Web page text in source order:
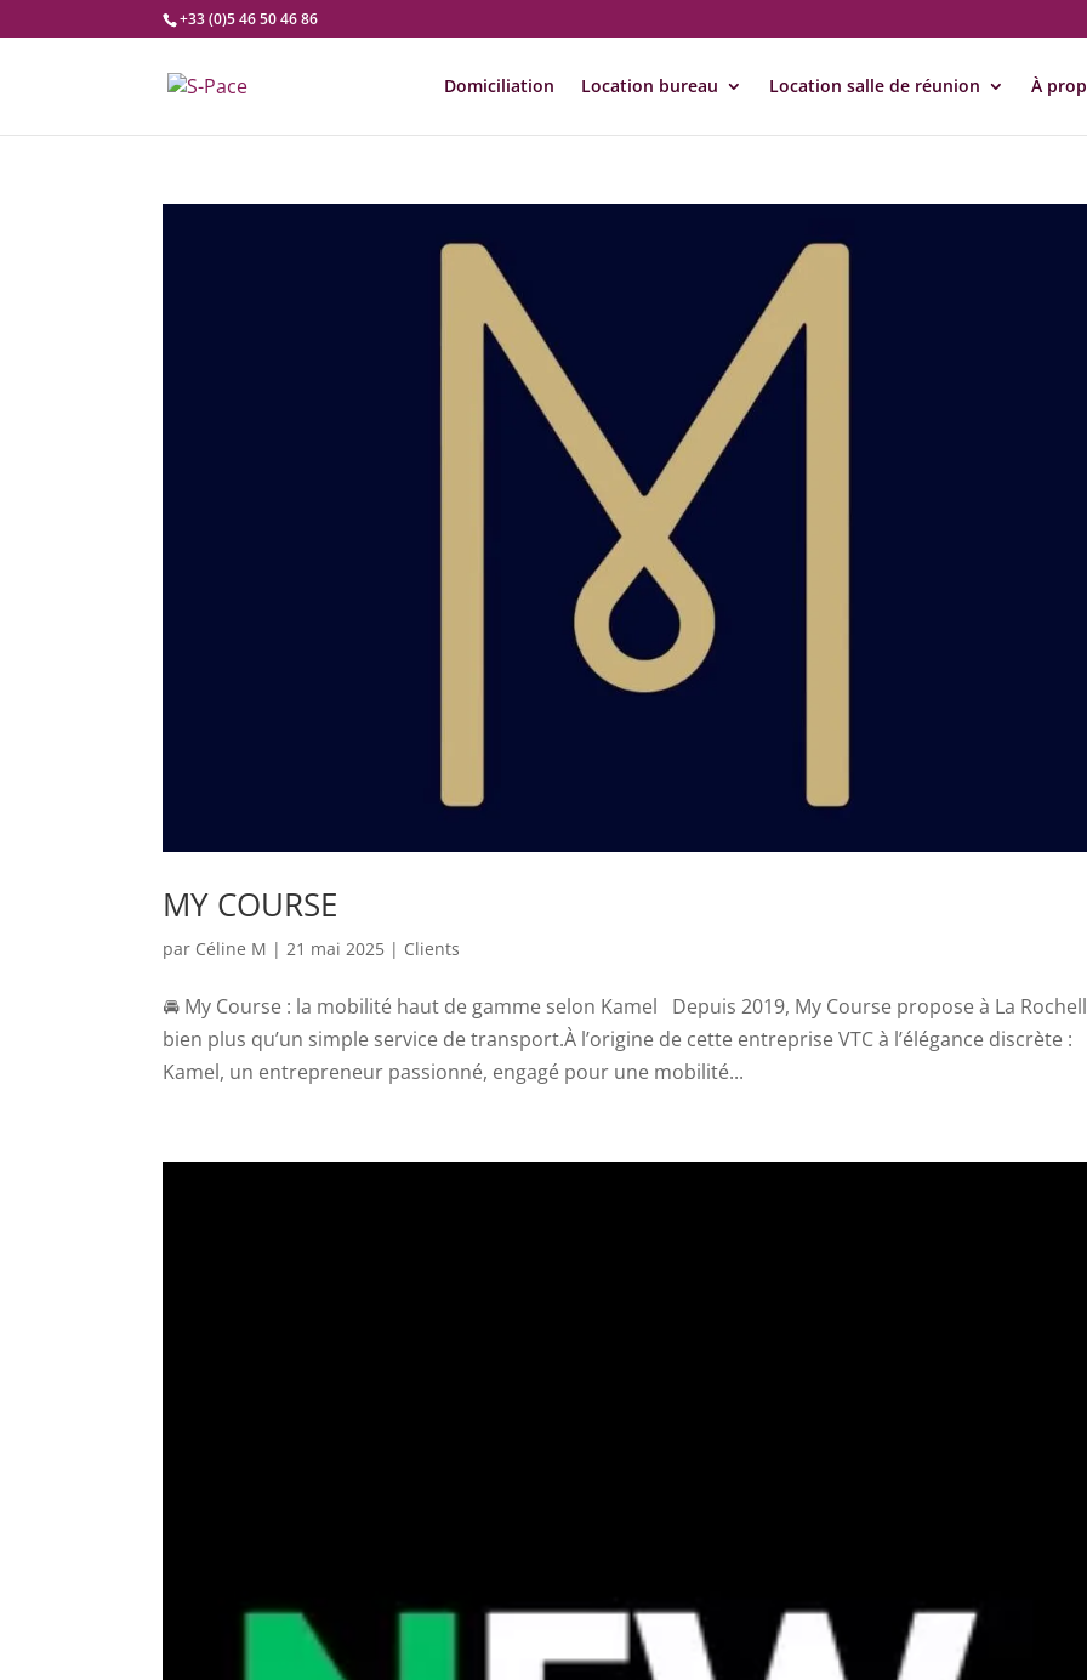
+33 (0)5 46 50 46 86
Domiciliation Location bureau Location salle de réunion À
MY COURSE
par Céline M |21 mai 2025 | Clients
🚘 My Course : la mobilité haut de gamme selon Kamel Depuis 2019, My Course propose à La
bien plus qu’un simple service de transport.À l’origine de cette entreprise VTC à l’élégance discrète :
Kamel, un entrepreneur passionné, engagé pour une mobilité...